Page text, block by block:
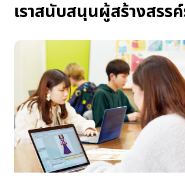
เราสนับสนุนผู้สร้างสรร